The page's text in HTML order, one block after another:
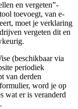
en vergeten”-
toevoegt, van e-
moet je verklaring
vergeten dit en
(beschikbaar via
periodiek
van derden
word je op
wat er is veranderd